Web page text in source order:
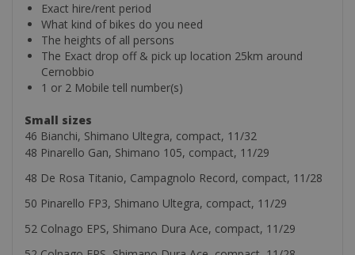
Exact hire/rent period
What kind of bikes do you need
The heights of all persons
The Exact drop off & pick up location 25km around
Cernobbio
1 or 2 Mobile tell number(s)
Small sizes
46 Bianchi, Shimano Ultegra, compact, 11/32
48 Pinarello Gan, Shimano 105, compact, 11/29
48 De Rosa Titanio, Campagnolo Record, compact, 11/28
50 Pinarello FP3, Shimano Ultegra, compact, 11/29
52 Colnago EPS, Shimano Dura Ace, compact, 11/29